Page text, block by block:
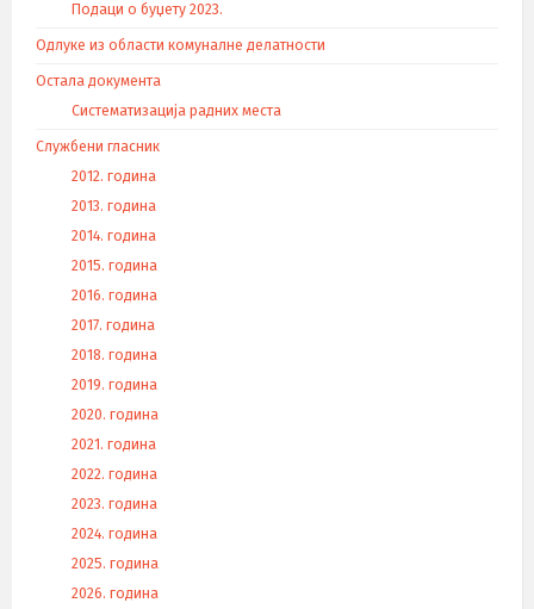
Подаци о буџету 2023.
Одлуке из области комуналне делатности
Остала документа
Систематизација радних места
Службени гласник
2012. година
2013. година
2014. година
2015. година
2016. година
2017. година
2018. година
2019. година
2020. година
2021. година
2022. година
2023. година
2024. година
2025. година
2026. година